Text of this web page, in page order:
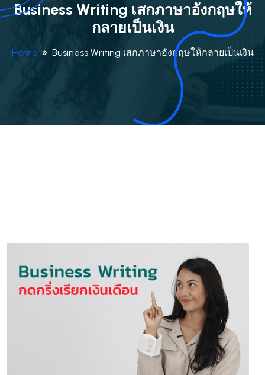
Business Writing เสกภาษาอังกฤษให้
กลายเป็นเงิน
Home Business Writing เสกภาษาอังกฤษให้กลายเป็นเงิน